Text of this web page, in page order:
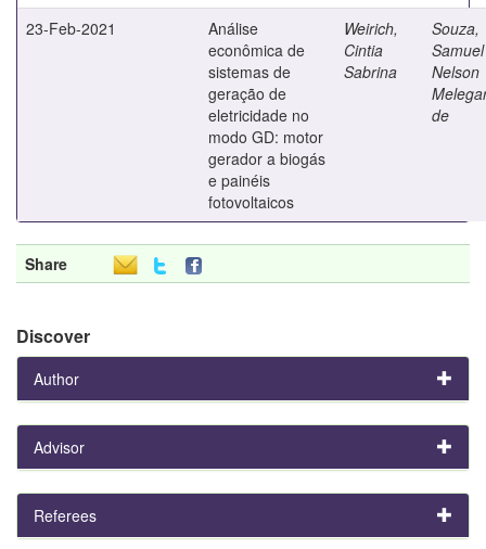
23-Feb-2021
Análise
econômica de
sistemas de
geração de
eletricidade no
modo GD: motor
gerador a biogás
e painéis
fotovoltaicos
Weirich,
Cintia
Sabrina
Souza,
Samuel
Nelson
de
Share
Discover
Author
Advisor
Referees